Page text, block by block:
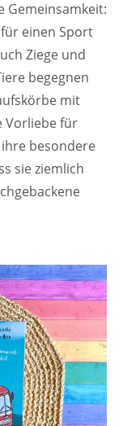
Gemeinsamkeit:
einen Sport
Ziege und
begegnen
mit
Vorliebe für
besondere
sie ziemlich